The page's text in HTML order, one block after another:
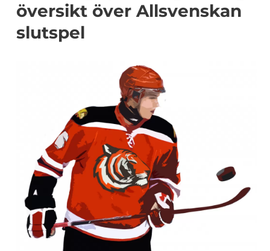
översikt över Allsvenskan
slutspel